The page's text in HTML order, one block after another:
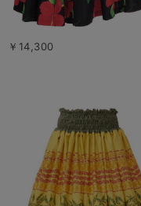
￥14,300